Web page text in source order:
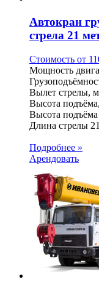
Автокран
стрела 21
Стоимость от
Мощность
Вылет стрелы, м
Высота
Высота
Длина стрелы 21
Подробнее »
Арендовать